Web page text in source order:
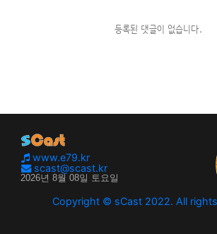
등록된 댓글이 없습니다.
www.e79.kr
scast@scast.kr
Copyright © sCast 2022. All